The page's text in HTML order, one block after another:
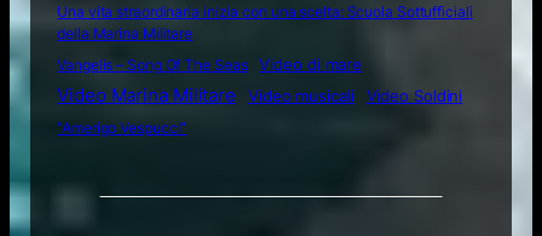
Una vita straordinaria inizia con una scelta: Scuola Sottufficiali
della Marina Militare
Vangelis – Song Of The Seas
Video di mare
Video Marina Militare Video musicali
Video Soldini
“Amerigo Vespucci”